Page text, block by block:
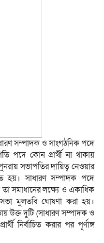
সম্পাদক ও সাংগঠনিক পদে
পদে কোন প্রার্থী না থাকায়
সভাপতির দায়িত্ব নেওয়ার
হয়। সাধারণ সম্পাদক পদে
তা সমাধানের লক্ষ্যে ও একাধিক
মুলতবি ঘোষণা করা হয়।
উক্ত দুটি (সাধারণ সম্পাদক ও
নির্বাচিত করার পর পূর্ণাঙ্গ